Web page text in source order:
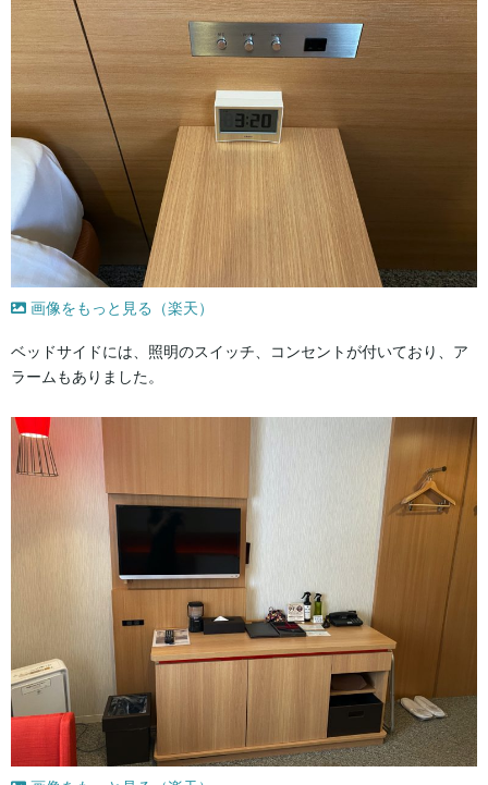
画像をもっと見る（楽天）
ベッドサイドには、照明のスイッチ、コンセントが付いており、ア
ラームもありました。